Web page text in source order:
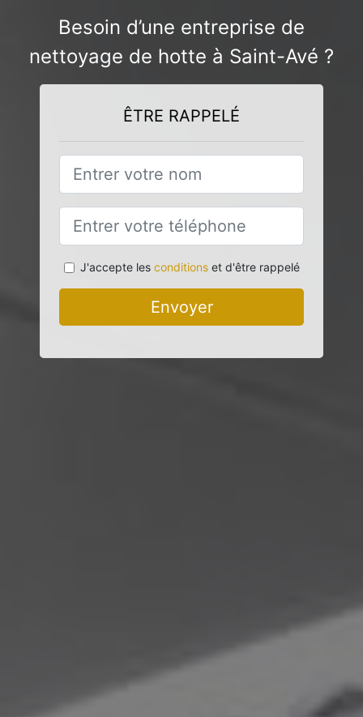
Besoin d’une entreprise de
nettoyage de hotte à Saint-Avé ?
ÊTRE RAPPELÉ
J'accepte les conditionset d'être rappelé
Envoyer